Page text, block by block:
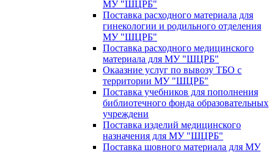
МУ "ШЦРБ"
Поставка расходного материала для
гинекологии и родильного отделения
МУ "ШЦРБ"
Поставка расходного медицинского
материала для МУ "ШЦРБ"
Окаазние услуг по вывозу ТБО с
территории МУ "ШЦРБ"
Поставка учебников для пополнения
библиотечного фонда образовательных
учреждени
Поставка изделий медицинского
назначения для МУ "ШЦРБ"
Поставка шовного материала для МУ